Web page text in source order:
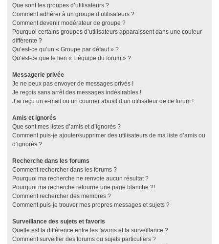
Que sont les groupes d’utilisateurs ?
Comment adhérer à un groupe d’utilisateurs ?
Comment devenir modérateur de groupe ?
Pourquoi certains groupes d’utilisateurs apparaissent dans une couleur
différente ?
Qu’est-ce qu’un « Groupe par défaut » ?
Qu’est-ce que le lien « L’équipe du forum » ?
Messagerie privée
Je ne peux pas envoyer de messages privés !
Je reçois sans arrêt des messages indésirables !
J’ai reçu un e-mail ou un courrier abusif d’un utilisateur de ce forum !
Amis et ignorés
Que sont mes listes d’amis et d’ignorés ?
Comment puis-je ajouter/supprimer des utilisateurs de ma liste d’amis ou
d’ignorés ?
Recherche dans les forums
Comment rechercher dans les forums ?
Pourquoi ma recherche ne renvoie aucun résultat ?
Pourquoi ma recherche retourne une page blanche ?!
Comment rechercher des membres ?
Comment puis-je trouver mes propres messages et sujets ?
Surveillance des sujets et favoris
Quelle est la différence entre les favoris et la surveillance ?
Comment surveiller des forums ou sujets particuliers ?